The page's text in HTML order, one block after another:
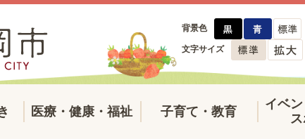
背景色
文字サイズ
医療・健康・福祉 子育て・教育
イベン